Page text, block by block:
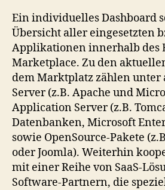
Ein individuelles Dashboard
Übersicht aller eingesetzten
Applikationen innerhalb des
Marketplace. Zu den
dem Marktplatz zählen unter
Server (z.B. Apache und
Application Server (z.B.
Datenbanken, Microsoft
sowie OpenSource-Pakete
oder Joomla). Weiterhin
mit einer Reihe von SaaS-
Software-Partnern, die